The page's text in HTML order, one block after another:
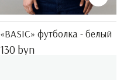
«BASIC» футболка - белый
130 byn